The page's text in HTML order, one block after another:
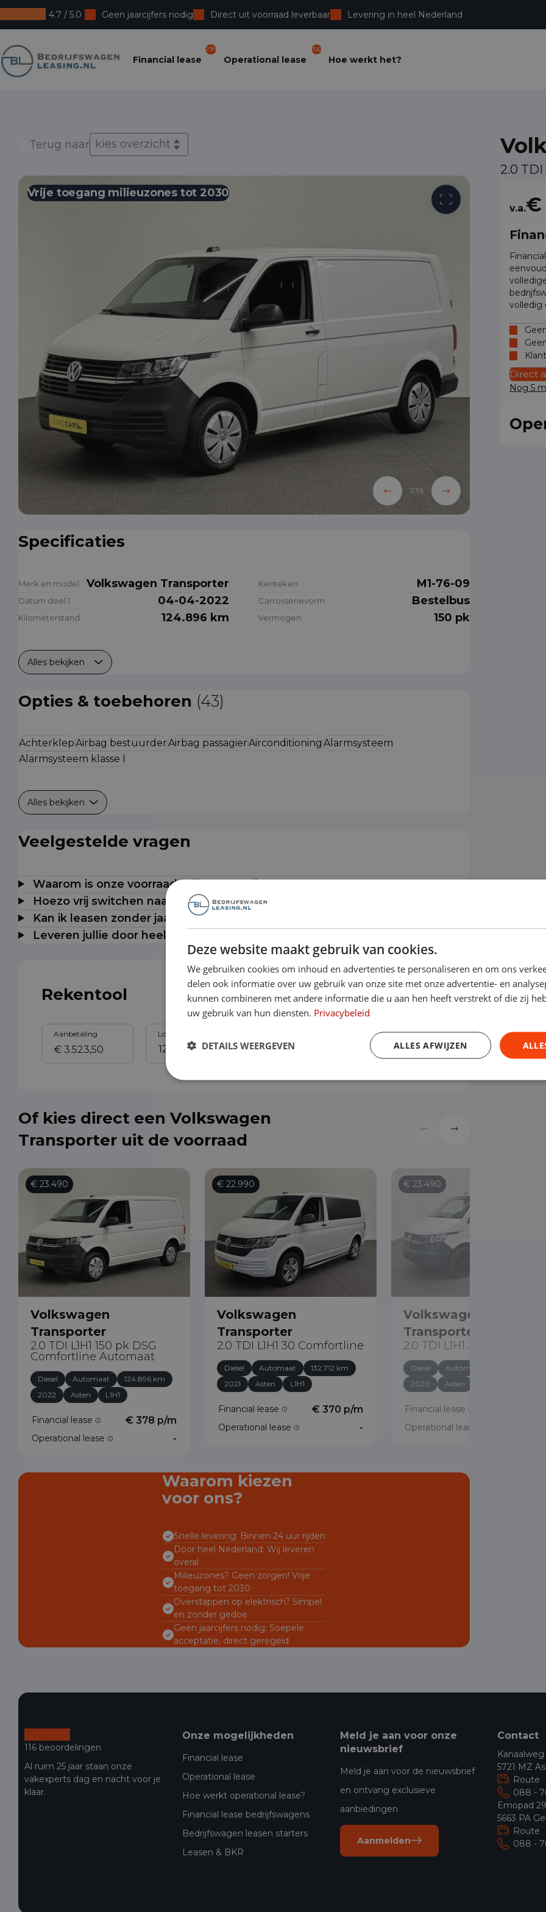
4.7 / 5.0 Geen jaarcijfers nodig Direct uit voorraad leverbaar Levering in heel Nederland
Bedrijfswagenleasing
Financial lease
299
Operational lease
156
Hoe werkt het?
Terug naar kies overzicht
Vrije toegang milieuzones tot 2030
1/36
Specificaties
Merk en model Volkswagen Transporter Kenteken M1-76-09
Datum deel 1 04-04-2022 Carrosserievorm Bestelbus
Kilometerstand 124.896 km Vermogen 150 pk
Alles bekijken
Opties & toebehoren (43)
AchterklepAirbag bestuurderAirbag passagierAirconditioning Alarmsysteem
Alarmsysteem klasse I
Alles bekijken
Veelgestelde vragen
Waarom is onze voorraad milieuzonevrij tot 2030?
Hoezo vrij switchen naar elektrisch?
Kan ik leasen zonder jaarcijfers?
Leveren jullie door heel Nederland?
Rekentool Financieren
Aanbetaling Looptijd Prijs per maand
€ 791,57
Of kies direct een Volkswagen
Transporter uit de voorraad
€ 23.490
Volkswagen
Transporter
2.0 TDI L1H1 150 pk DSG
Comfortline Automaat
Diesel Automaat
124.896 km
2022
Asten L1H1
Financial lease € 378 p/m
Operational lease -
€ 22.990
Volkswagen
Transporter
2.0 TDI L1H1 30 Comfortline
Diesel Automaat
132.712 km
2021
Asten L1H1
Financial lease € 370 p/m
Operational lease -
€ 23.490
Volkswagen
Transporter
2.0 TDI L1H1 30 Comfortline
Diesel Automaat
2020
Asten
Financial lease
Operational lease
Waarom kiezen
voor ons?
Snelle levering: Binnen 24 uur rijden
Door heel Nederland: Wij leveren
overal
Milieuzones? Geen zorgen! Vrije
toegang tot 2030
Overstappen op elektrisch? Simpel
en zonder gedoe
Geen jaarcijfers nodig: Soepele
acceptatie, direct geregeld
2.0
v.a.€
volledig
Direct
Nog 5
116 beoordelingen
Al ruim 25 jaar staan onze
vakexperts dag en nacht voor je
klaar.
Onze mogelijkheden
Financial lease
Operational lease
Hoe werkt operational lease?
Financial lease bedrijfswagens
Bedrijfswagen leasen starters
Leasen & BKR
Meld je aan voor onze
nieuwsbrief
Meld je aan voor de nieuwsbrief
en ontvang exclusieve
aanbiedingen
Aanmelden
Contact
Kanaalweg
5721 MZ
Route
088 -
Emopad 29
5663 PA
Route
088 -
Deze website maakt gebruik van cookies.
We gebruiken cookies om inhoud en advertenties te personaliseren en om ons
delen ook informatie over uw gebruik van onze site met onze advertentie- en
kunnen combineren met andere informatie die u aan hen heeft verstrekt of die zij
uw gebruik van hun diensten. Privacybeleid
ALLES AFWIJZEN
DETAILS WEERGEVEN